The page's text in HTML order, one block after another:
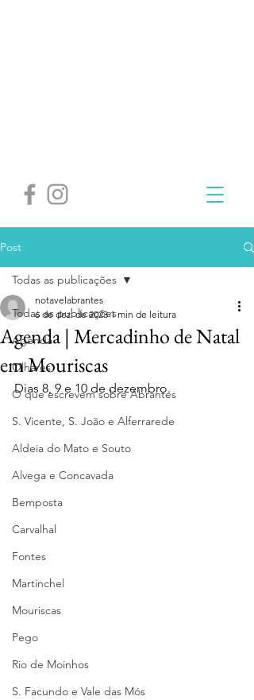
Post
Todas as publicações
Agenda
Olhares
O que escrevem sobre Abrantes
S. Vicente, S. João e Alferrarede
Aldeia do Mato e Souto
Alvega e Concavada
Bemposta
Carvalhal
Fontes
Martinchel
Mouriscas
Pego
Rio de Moinhos
S. Facundo e Vale das Mós
Todas as publicações
Agenda | Mercadinho de Natal
em Mouriscas
notavelabrantes
6 de dez. de 2023 1 min de leitura
Dias 8, 9 e 10 de dezembro.